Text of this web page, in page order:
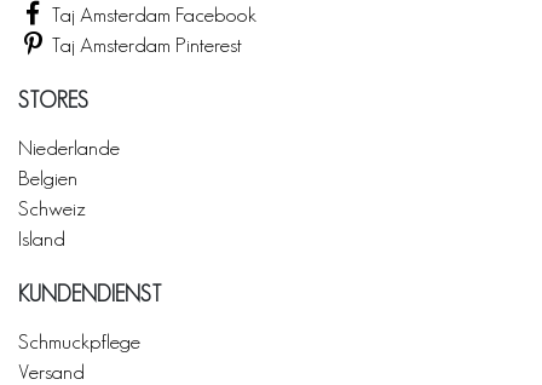
Taj Amsterdam Facebook
Taj Amsterdam Pinterest
STORES
Niederlande
Belgien
Schweiz
Island
KUNDENDIENST
Schmuckpflege
Versand